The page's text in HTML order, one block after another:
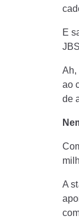
E
Ah,
ao
de
A